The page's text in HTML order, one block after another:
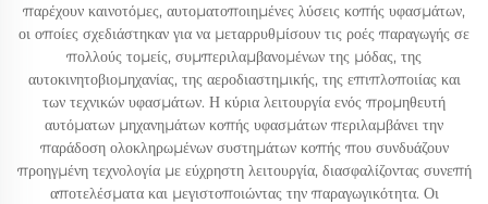
παρέχουν καινοτόμες, αυτοματοποιημένες λύσεις κοπής υφασμάτων,
οι οποίες σχεδιάστηκαν για να μεταρρυθμίσουν τις ροές παραγωγής σε
πολλούς τομείς, συμπεριλαμβανομένων της μόδας, της
αυτοκινητοβιομηχανίας, της αεροδιαστημικής, της επιπλοποιίας και
των τεχνικών υφασμάτων. Η κύρια λειτουργία ενός προμηθευτή
αυτόματων μηχανημάτων κοπής υφασμάτων περιλαμβάνει την
παράδοση ολοκληρωμένων συστημάτων κοπής που συνδυάζουν
προηγμένη τεχνολογία με εύχρηστη λειτουργία, διασφαλίζοντας συνεπή
αποτελέσματα και μεγιστοποιώντας την παραγωγικότητα. Οι